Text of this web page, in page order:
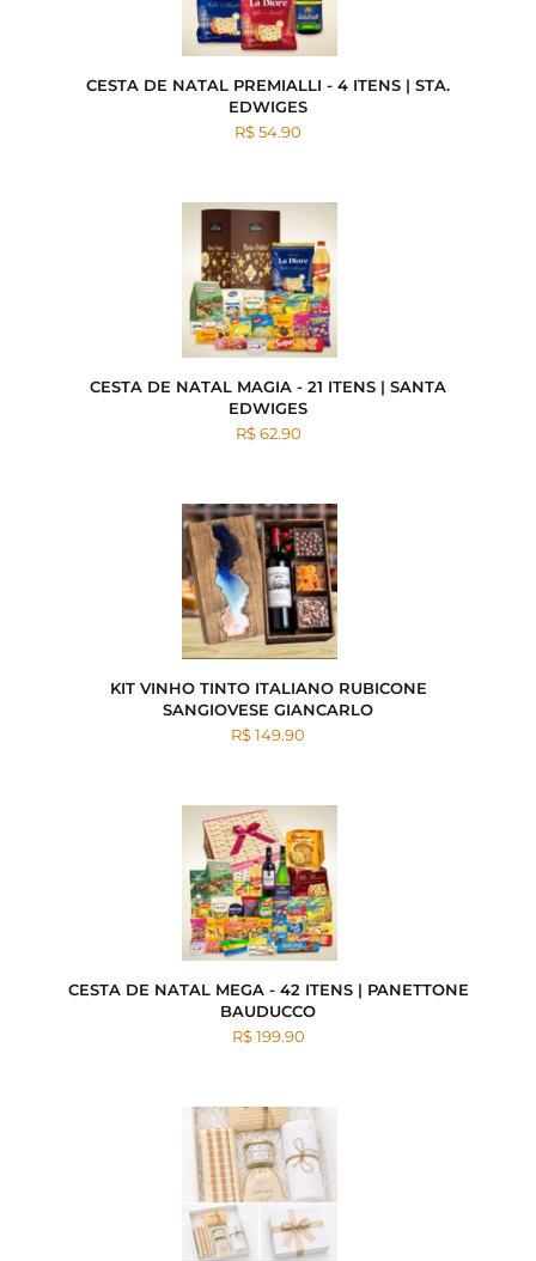
CESTA DE NATAL PREMIALLI - 4 ITENS | STA.
EDWIGES
R$ 54.90
CESTA DE NATAL MAGIA - 21 ITENS | SANTA
EDWIGES
R$ 62.90
KIT VINHO TINTO ITALIANO RUBICONE
SANGIOVESE GIANCARLO
R$ 149.90
CESTA DE NATAL MEGA - 42 ITENS | PANETTONE
BAUDUCCO
R$ 199.90